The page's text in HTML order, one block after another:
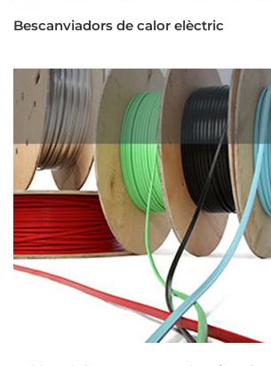
Bescanviadors de calor elèctric